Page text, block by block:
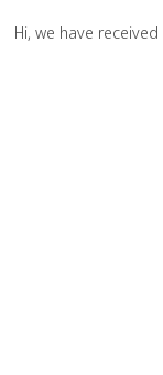
Hi, we have